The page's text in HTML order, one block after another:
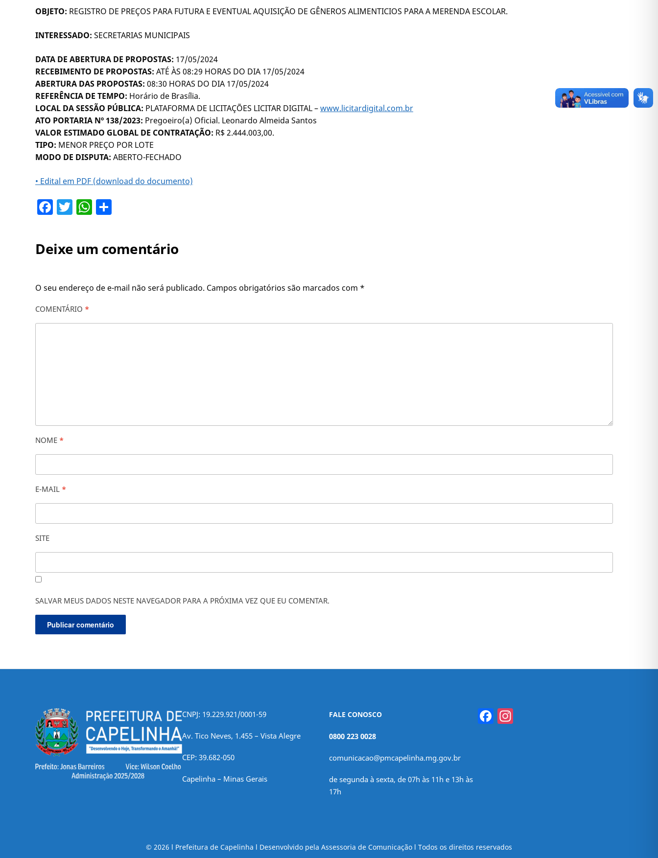
OBJETO: REGISTRO DE PREÇOS PARA FUTURA E EVENTUAL AQUISIÇÃO DE GÊNEROS ALIMENTICIOS PARA A MERENDA ESCOLAR.
INTERESSADO: SECRETARIAS MUNICIPAIS
DATA DE ABERTURA DE PROPOSTAS: 17/05/2024
RECEBIMENTO DE PROPOSTAS: ATÉ ÀS 08:29 HORAS DO DIA 17/05/2024
ABERTURA DAS PROPOSTAS: 08:30 HORAS DO DIA 17/05/2024
REFERÊNCIA DE TEMPO: Horário de Brasília.
LOCAL DA SESSÃO PÚBLICA: PLATAFORMA DE LICITAÇÕES LICITAR DIGITAL –www.licitardigital.com.br
ATO PORTARIA Nº 138/2023: Pregoeiro(a) Oficial. Leonardo Almeida Santos
VALOR ESTIMADO GLOBAL DE CONTRATAÇÃO: R$ 2.444.003,00.
TIPO: MENOR PREÇO POR LOTE
MODO DE DISPUTA: ABERTO-FECHADO
• Edital em PDF (download do documento)
Facebook
TwitterWhatsApp
Deixe um comentário
O seu endereço de e-mail não será publicado. Campos obrigatórios são marcados com *
COMENTÁRIO *
NOME *
E-MAIL *
SITE
SALVAR MEUS DADOS NESTE NAVEGADOR PARA A PRÓXIMA VEZ QUE EU COMENTAR.
CNPJ: 19.229.921/0001-59
Av. Tico Neves, 1.455 – Vista Alegre
CEP: 39.682-050
Capelinha – Minas Gerais
FALE CONOSCO
0800 223 0028
comunicacao@pmcapelinha.mg.gov.br
de segunda à sexta, de 07h às 11h e 13h às
17h
Facebook
© 2026 l Prefeitura de Capelinha l Desenvolvido pela Assessoria de Comunicação l Todos os direitos reservados